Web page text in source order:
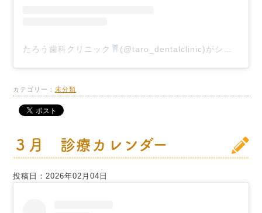
たろう歯科クリニック (@taro_dentalclinic)がシェアした投稿
カテゴリー： 未分類
３月 診療カレンダー
投稿日：2026年02月04日